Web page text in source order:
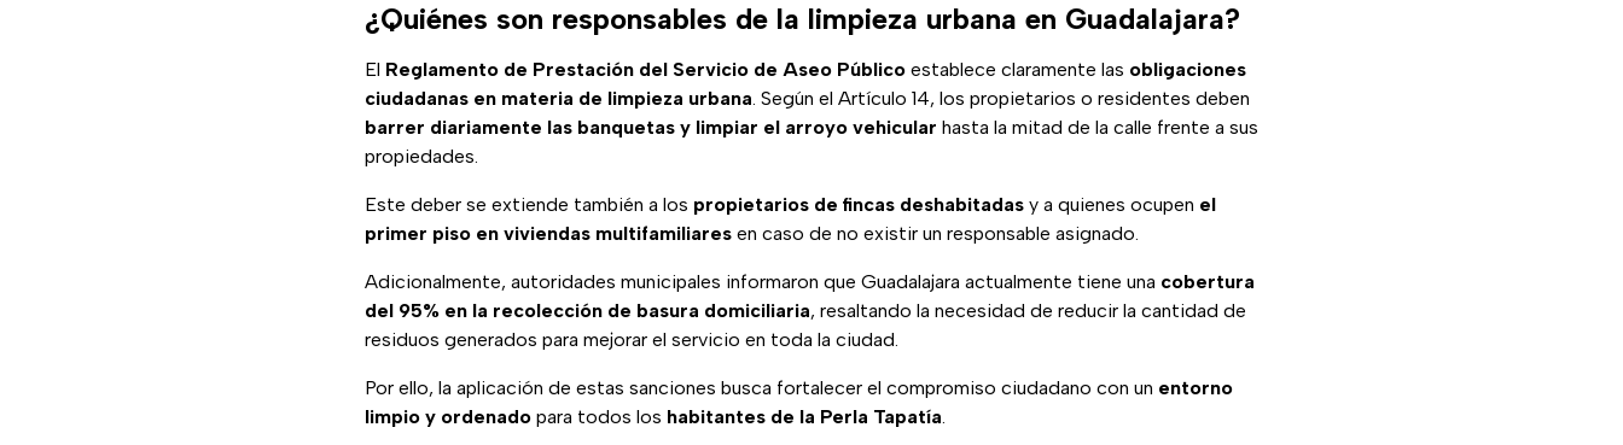
¿Quiénes son responsables de la limpieza urbana en Guadalajara?
El Reglamento de Prestación del Servicio de Aseo Público establece claramente las obligaciones
ciudadanas en materia de limpieza urbana. Según el Artículo 14, los propietarios o residentes deben
barrer diariamente las banquetas y limpiar el arroyo vehicular hasta la mitad de la calle frente a sus
propiedades.
Este deber se extiende también a los propietarios de fincas deshabitadas y a quienes ocupen el
primer piso en viviendas multifamiliares en caso de no existir un responsable asignado.
Adicionalmente, autoridades municipales informaron que Guadalajara actualmente tiene una cobertura
del 95% en la recolección de basura domiciliaria, resaltando la necesidad de reducir la cantidad de
residuos generados para mejorar el servicio en toda la ciudad.
Por ello, la aplicación de estas sanciones busca fortalecer el compromiso ciudadano con un entorno
limpio y ordenado para todos los habitantes de la Perla Tapatía.